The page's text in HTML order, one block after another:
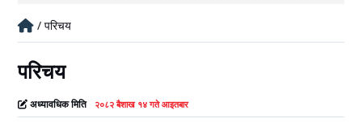
/ परिचय
परिचय
अध्यावधिक मिति २०८२ बैशाख १४ गते आइतबार